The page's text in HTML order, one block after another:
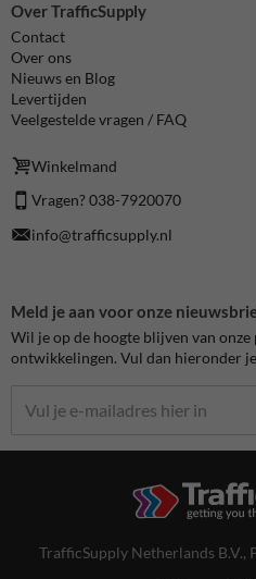
Over TrafficSupply
Contact
Over ons
Nieuws en Blog
Levertijden
Veelgestelde vragen / FAQ
Winkelmand
Vragen? 038-7920070
info@trafficsupply.nl
Meld je aan voor onze
Wil je op de hoogte blijven van
ontwikkelingen. Vul dan hieronder
TrafficSupply Netherlands B.V.,